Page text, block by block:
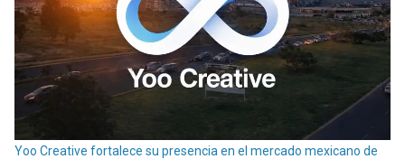
Yoo Creative fortalece su presencia en el mercado mexicano de